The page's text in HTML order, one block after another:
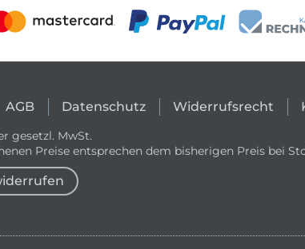
AGB Datenschutz Widerrufsrecht
gesetzl. MwSt.
Preise entsprechen dem bisherigen Preis bei